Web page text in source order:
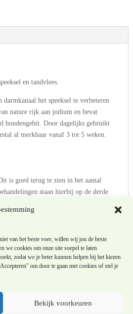
van het beste voer, willen wij jou de beste
we cookies om onze site soepel te laten
zodat we je beter kunnen helpen bij het kiezen
om door te gaan met cookies of stel je
Bekijk voorkeuren
en tandvlees.
het speeksel te verbeteren
nature rijk aan jodium en bevat
hondengebit. Door dagelijks gebruikt
al merkbaar vanaf 3 tot 5 weken.
is goed terug te zien in het aantal
staan hierbij op de derde
onderdeel van het gehele
dierenarts zijn daarom geen